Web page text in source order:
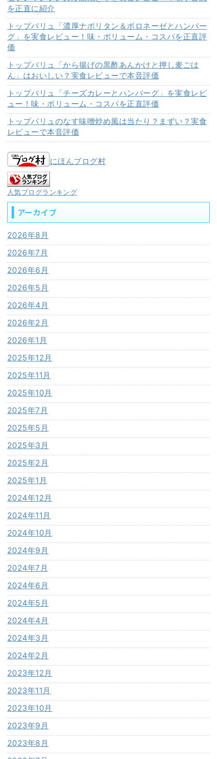
を正直に紹介
トップバリュ「濃厚ナポリタン＆ボロネーゼとハンバー
グ」を実食レビュー！味・ボリューム・コスパを正直評
価
トップバリュ「から揚げの黒酢あんかけと押し麦ごは
ん」はおいしい？実食レビューで本音評価
トップバリュ「チーズカレーとハンバーグ」を実食レビ
ュー！味・ボリューム・コスパを正直評価
トップバリュのなす味噌炒め風は当たり？まずい？実食
レビューで本音評価
にほんブログ村
人気ブログランキング
アーカイブ
2026年8月
2026年7月
2026年6月
2026年5月
2026年4月
2026年2月
2026年1月
2025年12月
2025年11月
2025年10月
2025年7月
2025年5月
2025年3月
2025年2月
2025年1月
2024年12月
2024年11月
2024年10月
2024年9月
2024年7月
2024年6月
2024年5月
2024年4月
2024年3月
2024年2月
2023年12月
2023年11月
2023年10月
2023年9月
2023年8月